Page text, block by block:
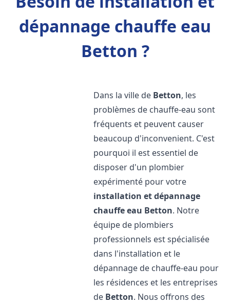
dépannage chauffe eau
Betton ?
Dans la ville de Betton, les
problèmes de chauffe-eau sont
fréquents et peuvent causer
beaucoup d'inconvenient. C'est
pourquoi il est essentiel de
disposer d'un plombier
expérimenté pour votre
installation et dépannage
chauffe eau Betton. Notre
équipe de plombiers
professionnels est spécialisée
dans l'installation et le
dépannage de chauffe-eau pour
les résidences et les entreprises
de Betton. Nous offrons des